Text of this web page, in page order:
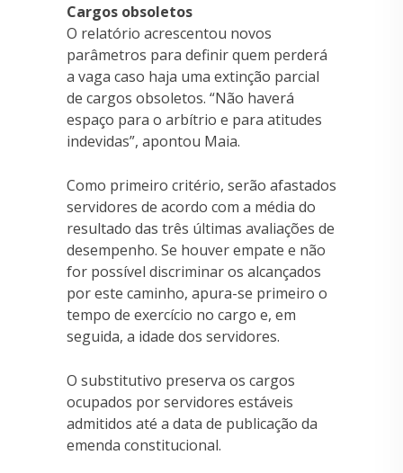
Cargos obsoletos
O relatório acrescentou novos
parâmetros para definir quem perderá
a vaga caso haja uma extinção parcial
de cargos obsoletos. “Não haverá
espaço para o arbítrio e para atitudes
indevidas”, apontou Maia.
Como primeiro critério, serão afastados
servidores de acordo com a média do
resultado das três últimas avaliações de
desempenho. Se houver empate e não
for possível discriminar os alcançados
por este caminho, apura-se primeiro o
tempo de exercício no cargo e, em
seguida, a idade dos servidores.
O substitutivo preserva os cargos
ocupados por servidores estáveis
admitidos até a data de publicação da
emenda constitucional.